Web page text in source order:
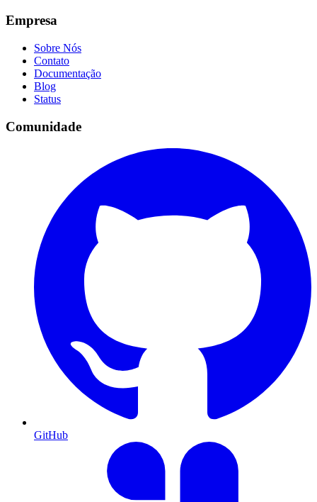
Empresa
Sobre Nós
Contato
Documentação
Blog
Status
Comunidade
GitHub